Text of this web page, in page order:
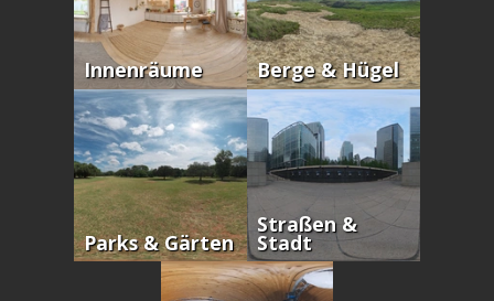
Innenräume Berge & Hügel
Parks & Gärten
Straßen &
Stadt